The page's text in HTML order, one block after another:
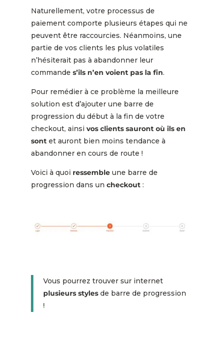
Naturellement, votre processus de
paiement comporte plusieurs étapes qui ne
peuvent être raccourcies. Néanmoins, une
partie de vos clients les plus volatiles
n’hésiterait pas à abandonner leur
commande s’ils n’en voient pas la fin.
Pour remédier à ce problème la meilleure
solution est d’ajouter une barre de
progression du début à la fin de votre
checkout, ainsi vos clients sauront où ils en
sontet auront bien moins tendance à
abandonner en cours de route !
Voici à quoi ressembleune barre de
progression dans un checkout:
Vous pourrez trouver sur internet
plusieurs stylesde barre de progression
!